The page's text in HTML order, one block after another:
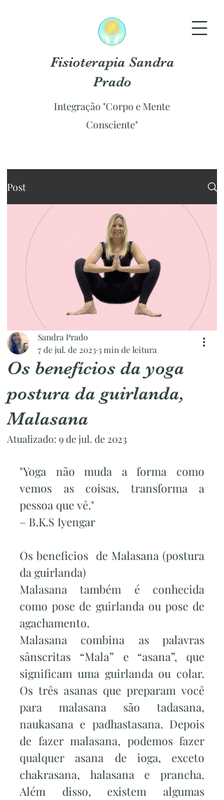
Fisioterapia Sandra
Prado
Integração "Corpo e Mente
Consciente"
Post
Os benefícios da yoga
postura da guirlanda,
Malasana
Sandra Prado
7 de jul. de 2023 3 min de leitura
Atualizado: 9 de jul. de 2023
"Yoga não muda a forma como
vemos as coisas, transforma a
pessoa que vê."
– B.K.S Iyengar
Os beneficios  de Malasana (postura
da guirlanda)
Malasana também é conhecida
como pose de guirlanda ou pose de
agachamento.
Malasana combina as palavras
sânscritas “Mala” e “asana”, que
significam uma guirlanda ou colar.
Os três asanas que preparam você
para malasana são tadasana,
naukasana e padhastasana. Depois
de fazer malasana, podemos fazer
qualquer asana de ioga, exceto
chakrasana, halasana e prancha.
Além disso, existem algumas